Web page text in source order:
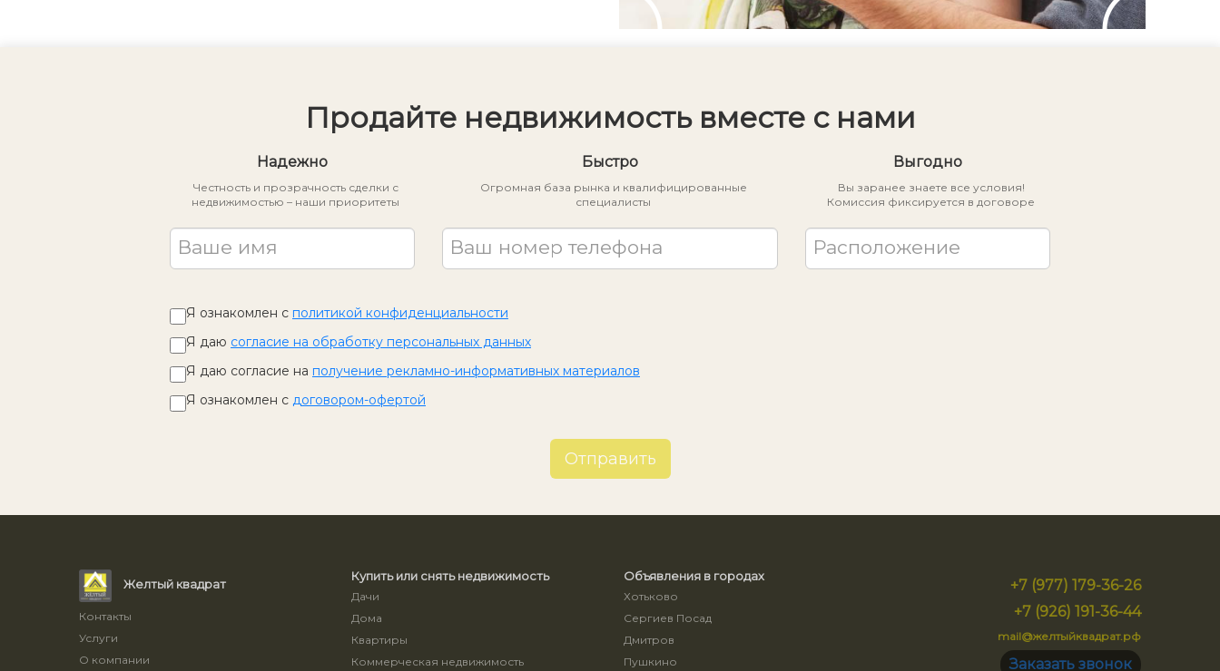
Продайте недвижимость вместе с нами
Надежно
Честность и прозрачность сделки с
недвижимостью – наши приоритеты
Быстро
Огромная база рынка и квалифицированные
специалисты
Выгодно
Вы заранее знаете все условия!
Комиссия фиксируется в договоре
Ваше имя Ваш номер телефона Расположение
Я ознакомлен с политикой конфиденциальности
Я даю согласие на обработку персональных данных
Я даю согласие на получение рекламно-информативных материалов
Я ознакомлен с договором-офертой
Отправить
Желтый квадрат
Контакты
Услуги
О компании
Купить или снять недвижимость
Дачи
Дома
Квартиры
Коммерческая недвижимость
Объявления в городах
Хотьково
Сергиев Посад
Дмитров
Пушкино
+7 (977) 179-36-26
+7 (926) 191-36-44
mail@желтыйквадрат.рф
Заказать звонок